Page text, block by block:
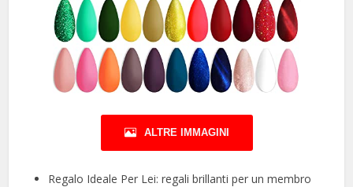
ALTRE IMMAGINI
Regalo Ideale Per Lei: regali brillanti per un membro